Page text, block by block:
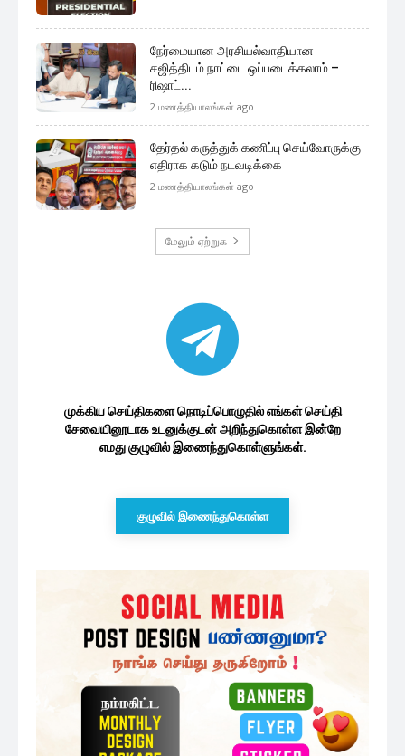
நேர்மையான அரசியல்வாதியான
சஜித்திடம் நாட்டை ஒப்படைக்கலாம் –
ரிஷாட்...
2 மணத்தியாலங்கள் ago
தேர்தல் கருத்துக் கணிப்பு செய்வோருக்கு
எதிராக கடும் நடவடிக்கை
2 மணத்தியாலங்கள் ago
மேலும் ஏற்றுக
முக்கிய செய்திகளை நொடிப்பொழுதில் எங்கள் செய்தி
சேவையினூடாக உடனுக்குடன் அறிந்துகொள்ள இன்றே
எமது குழுவில் இணைந்துகொள்ளுங்கள்.
குழுவில் இணைந்துகொள்ள